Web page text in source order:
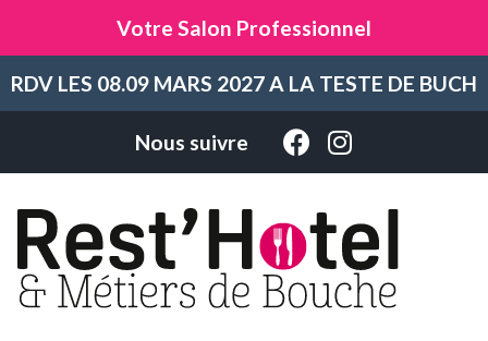
Votre Salon Professionnel
RDV LES 08.09 MARS 2027 A LA TESTE DE BUCH
Nous suivre